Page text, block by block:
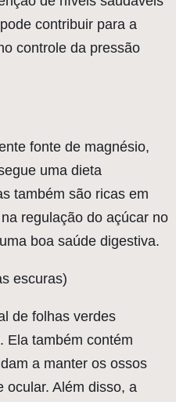
contribuir para a
controle da pressão
fonte de magnésio,
uma dieta
também são ricas em
regulação do açúcar no
boa saúde digestiva.
escuras)
de folhas verdes
Ela também contém
a manter os ossos
ocular. Além disso, a